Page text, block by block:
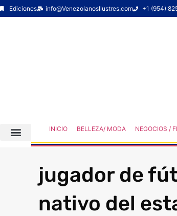
Ediciones info@VenezolanosIlustres.com +1 (954)
INICIO BELLEZA/ MODA NEGOCIOS /
jugador de
nativo del